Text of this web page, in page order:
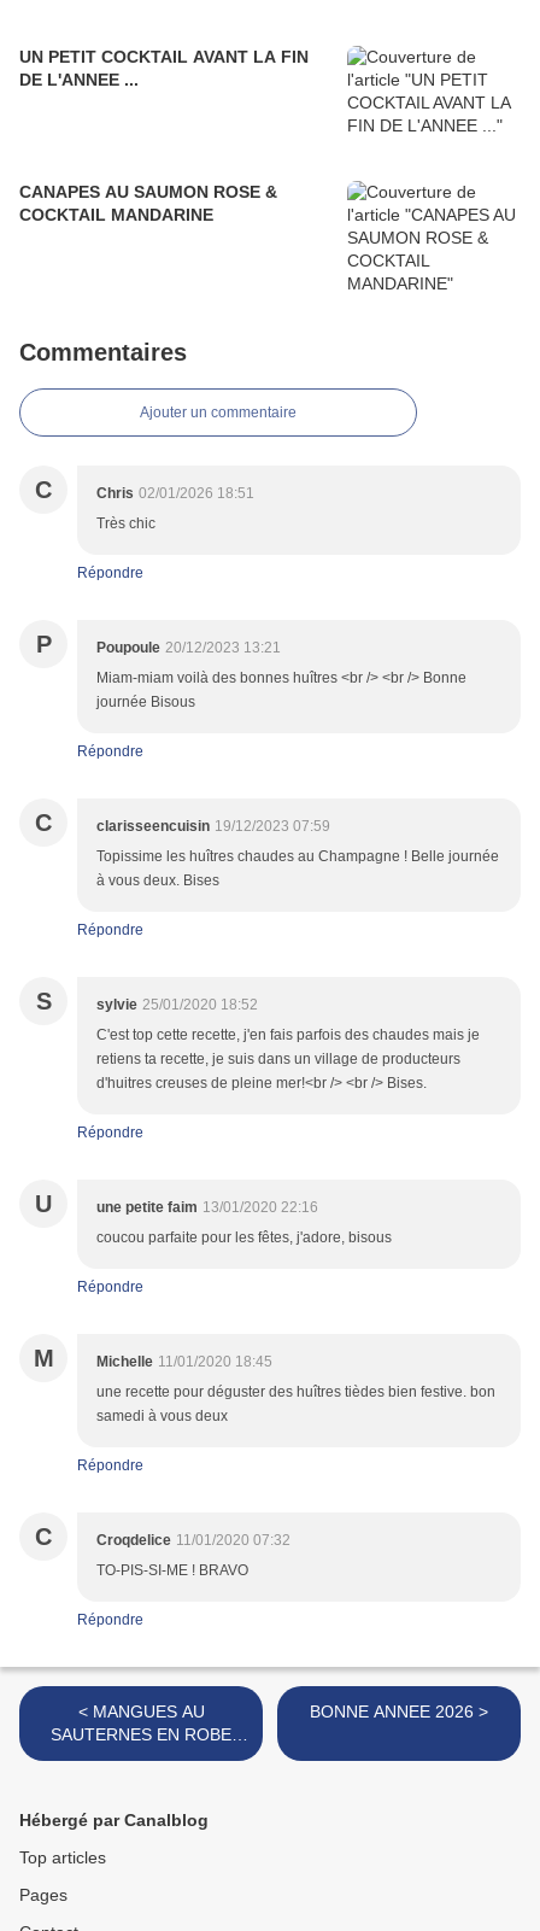
UN PETIT COCKTAIL AVANT LA FIN
DE L'ANNEE ...
CANAPES AU SAUMON ROSE &
COCKTAIL MANDARINE
Commentaires
Ajouter un commentaire
C Chris 02/01/2026 18:51
Très chic
Répondre
P Poupoule 20/12/2023 13:21
Miam-miam voilà des bonnes huîtres <br /> <br /> Bonne
journée Bisous
Répondre
C clarisseencuisin 19/12/2023 07:59
Topissime les huîtres chaudes au Champagne ! Belle journée
à vous deux. Bises
Répondre
S sylvie 25/01/2020 18:52
C'est top cette recette, j'en fais parfois des chaudes mais je
retiens ta recette, je suis dans un village de producteurs
d'huitres creuses de pleine mer!<br /> <br /> Bises.
Répondre
U une petite faim 13/01/2020 22:16
coucou parfaite pour les fêtes, j'adore, bisous
Répondre
M Michelle 11/01/2020 18:45
une recette pour déguster des huîtres tièdes bien festive. bon
samedi à vous deux
Répondre
C Croqdelice 11/01/2020 07:32
TO-PIS-SI-ME ! BRAVO
Répondre
< MANGUES AU
SAUTERNES EN ROBE
DOREE
BONNE ANNEE 2026 >
Hébergé par Canalblog
Top articles
Pages